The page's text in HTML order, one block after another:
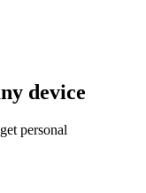
device
personal